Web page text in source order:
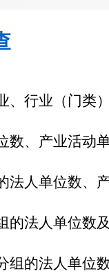
、行业（门类
数、产业活动
法人单位数、
的法人单位数
组的法人单位